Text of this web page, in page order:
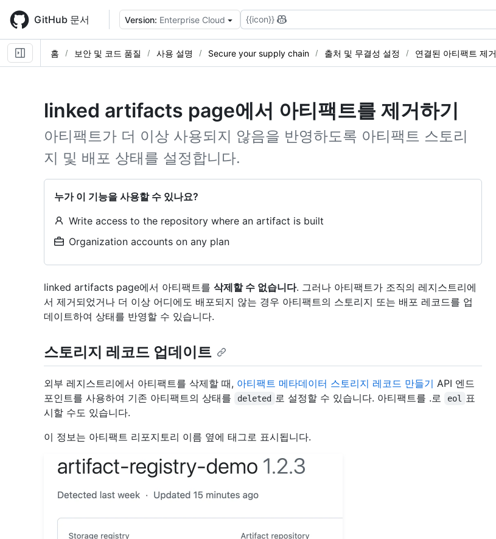
main
content
GitHub 문서 Version: Enterprise Cloud {{icon}}
홈 보안 및 코드 품질 사용 설명 Secure your supply chain 출처 및 무결성 설정 연결된 아티팩트 제거
linked artifacts page에서 아티팩트를 제거하기
아티팩트가 더 이상 사용되지 않음을 반영하도록 아티팩트 스토리
지 및 배포 상태를 설정합니다.
누가 이 기능을 사용할 수 있나요?
Write access to the repository where an artifact is built
Organization accounts on any plan
linked artifacts page에서 아티팩트를 삭제할 수 없습니다. 그러나 아티팩트가 조직의 레지스트리에
서 제거되었거나 더 이상 어디에도 배포되지 않는 경우 아티팩트의 스토리지 또는 배포 레코드를 업
데이트하여 상태를 반영할 수 있습니다.
스토리지 레코드 업데이트
외부 레지스트리에서 아티팩트를 삭제할 때, 아티팩트 메타데이터 스토리지 레코드 만들기 API 엔드
포인트를 사용하여 기존 아티팩트의 상태를
deleted 로 설정할 수 있습니다. 아티팩트를 .로 eol
표
시할 수도 있습니다.
이 정보는 아티팩트 리포지토리 이름 옆에 태그로 표시됩니다.